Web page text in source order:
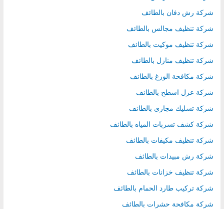
شركة رش دفان بالطائف
شركة تنظيف مجالس بالطائف
شركة تنظيف موكيت بالطائف
شركة تنظيف منازل بالطائف
شركة مكافحة الوزغ بالطائف
شركة عزل اسطح بالطائف
شركة تسليك مجاري بالطائف
شركة كشف تسربات المياه بالطائف
شركة تنظيف مكيفات بالطائف
شركة رش مبيدات بالطائف
شركة تنظيف خزانات بالطائف
شركة تركيب طارد الحمام بالطائف
شركة مكافحة حشرات بالطائف